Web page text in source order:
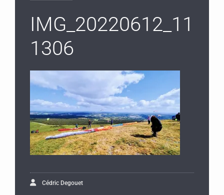
IMG_20220612_11
1306
Cédric Degouet